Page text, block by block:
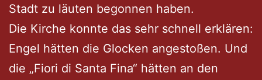
Stadt zu läuten begonnen haben.
Die Kirche konnte das sehr schnell erklären:
Engel hätten die Glocken angestoßen. Und
die „Fiori di Santa Fina“ hätten an den